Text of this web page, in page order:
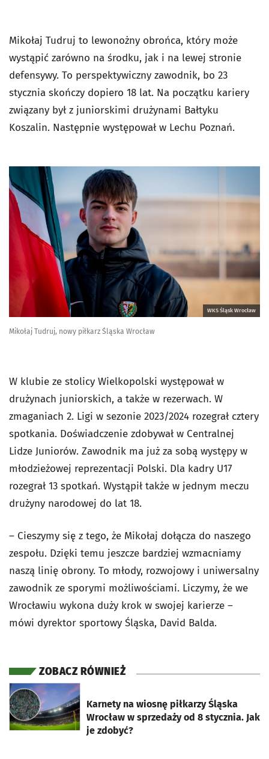
Mikołaj Tudruj to lewonożny obrońca, który może
wystąpić zarówno na środku, jak i na lewej stronie
defensywy. To perspektywiczny zawodnik, bo 23
stycznia skończy dopiero 18 lat. Na początku kariery
związany był z juniorskimi drużynami Bałtyku
Koszalin. Następnie występował w Lechu Poznań.
WKS Śląsk Wrocław
Mikołaj Tudruj, nowy piłkarz Śląska Wrocław
W klubie ze stolicy Wielkopolski występował w
drużynach juniorskich, a także w rezerwach. W
zmaganiach 2. Ligi w sezonie 2023/2024 rozegrał cztery
spotkania. Doświadczenie zdobywał w Centralnej
Lidze Juniorów. Zawodnik ma już za sobą występy w
młodzieżowej reprezentacji Polski. Dla kadry U17
rozegrał 13 spotkań. Wystąpił także w jednym meczu
drużyny narodowej do lat 18.
– Cieszymy się z tego, że Mikołaj dołącza do naszego
zespołu. Dzięki temu jeszcze bardziej wzmacniamy
naszą linię obrony. To młody, rozwojowy i uniwersalny
zawodnik ze sporymi możliwościami. Liczymy, że we
Wrocławiu wykona duży krok w swojej karierze –
mówi dyrektor sportowy Śląska, David Balda.
ZOBACZ RÓWNIEŻ
Karnety na wiosnę piłkarzy Śląska
Wrocław w sprzedaży od 8 stycznia. Jak
je zdobyć?
otworzy się w nowej karcie